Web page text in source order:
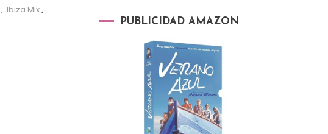
, Ibiza Mix,
PUBLICIDAD AMAZON